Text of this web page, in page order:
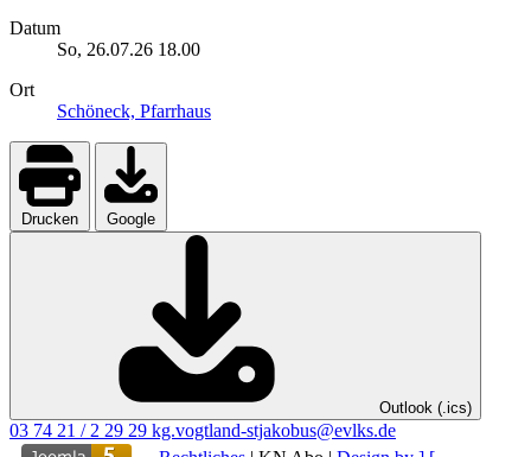
Datum
So, 26.07.26 18.00
Ort
Schöneck, Pfarrhaus
Drucken Google
Outlook (.ics)
03 74 21 / 2 29 29 kg.vogtland-stjakobus@evlks.de